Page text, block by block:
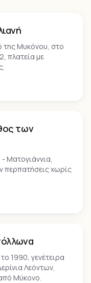
της Μυκόνου, στο
πλατεία με
των
Ματογιάννια,
περπατήσεις χωρίς
1990, γενέτειρα
Λεόντων,
Μύκονο.